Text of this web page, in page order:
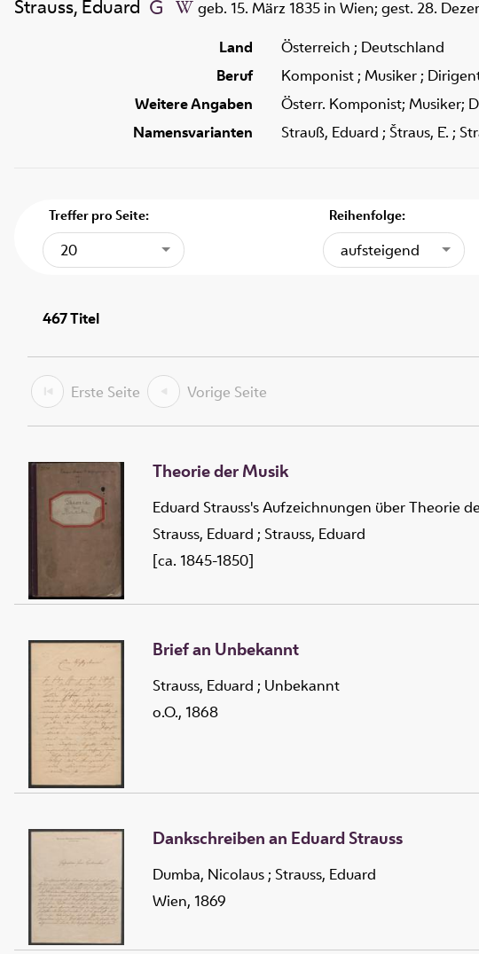
Strauss, Eduard
geb. 15. März 1835 in Wien; gest. 28.
Land
Österreich ; Deutschland
Beruf
Komponist ; Musiker ;
Weitere Angaben
Österr. Komponist; Musiker;
Namensvarianten
Strauß, Eduard ; Štraus, Ė. ;
Treffer pro Seite:
20
Reihenfolge:
aufsteigend
467Titel
Erste Seite Vorige Seite
Theorie der Musik
Eduard Strauss's Aufzeichnungen über Theorie
Strauss, Eduard ; Strauss, Eduard
[ca. 1845-1850]
Brief an Unbekannt
Strauss, Eduard ; Unbekannt
o.O., 1868
Dankschreiben an Eduard Strauss
Dumba, Nicolaus ; Strauss, Eduard
Wien, 1869